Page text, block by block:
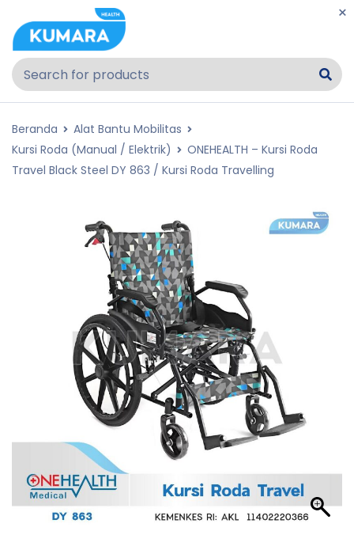
Beranda
Alat Bantu Mobilitas
Kursi Roda (Manual / Elektrik)
ONEHEALTH – Kursi Roda
Travel Black Steel DY 863 / Kursi Roda Travelling